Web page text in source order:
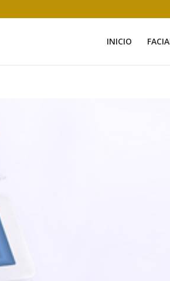
INICIO